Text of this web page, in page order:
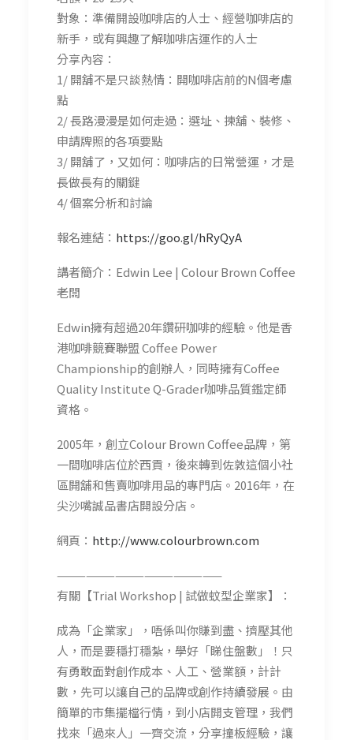
對象：準備開設咖啡店的人士、經營咖啡店的
新手，或有興趣了解咖啡店運作的人士
分享內容：
1/ 開舖不是只談熱情：開咖啡店前的N個考慮
點
2/ 長路漫漫是如何走過：選址、揀舖、裝修、
申請牌照的各項要點
3/ 開舖了，又如何：咖啡店的日常營運，才是
長做長有的關鍵
4/ 個案分析和討論
報名連結： https://goo.gl/hRyQyA
講者簡介：Edwin Lee | Colour Brown Coffee
老闆
Edwin擁有超過20年鑽研咖啡的經驗。他是香
港咖啡競賽聯盟 Coffee Power
Championship的創辦人，同時擁有Coffee
Quality Institute Q-Grader咖啡品質鑑定師
資格。
2005年，創立Colour Brown Coffee品牌，第
一間咖啡店位於西貢，後來轉到佐敦這個小社
區開舖和售賣咖啡用品的專門店。2016年，在
尖沙嘴誠品書店開設分店。
網頁： http://www.colourbrown.com
—————————————————
有關【Trial Workshop | 試做蚊型企業家】：
成為「企業家」，唔係叫你賺到盡、擠壓其他
人，而是要穩打穩紮，學好「睇住盤數」！只
有勇敢面對創作成本、人工、營業額，計計
數，先可以讓自己的品牌或創作持續發展。由
簡單的市集擺檔行情，到小店開支管理，我們
找來「過來人」一齊交流，分享撞板經驗，讓